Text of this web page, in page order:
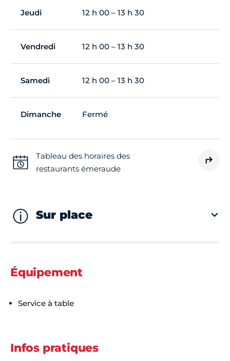
Jeudi 12 h 00 – 13 h 30
Vendredi 12 h 00 – 13 h 30
Samedi 12 h 00 – 13 h 30
Dimanche Fermé
Tableau des horaires des
restaurants émeraude
Sur place
Équipement
Service à table
Infos pratiques